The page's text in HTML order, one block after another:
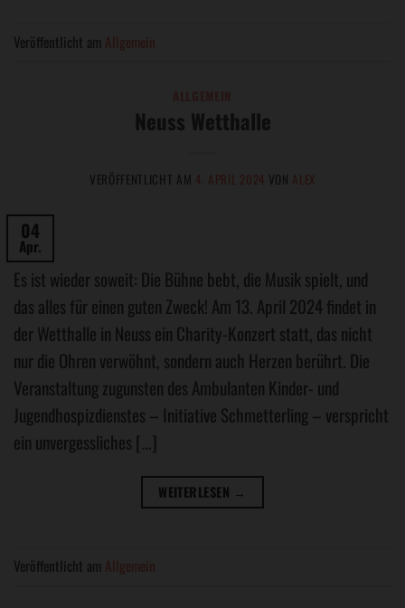
Veröffentlicht am Allgemein
Neuss Wetthalle
VERÖFFENTLICHT AM 4. APRIL 2024 VON ALEX
04
Apr.
Es ist wieder soweit: Die Bühne bebt, die Musik spielt, und
das alles für einen guten Zweck! Am 13. April 2024 findet in
der Wetthalle in Neuss ein Charity-Konzert statt, das nicht
nur die Ohren verwöhnt, sondern auch Herzen berührt. Die
Veranstaltung zugunsten des Ambulanten Kinder- und
Jugendhospizdienstes – Initiative Schmetterling – verspricht
ein unvergessliches […]
WEITERLESEN →
Veröffentlicht am Allgemein